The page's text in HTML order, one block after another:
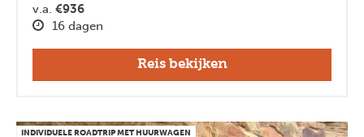
v.a. €936
16 dagen
Reis bekijken
INDIVIDUELE ROADTRIP MET HUURWAGEN